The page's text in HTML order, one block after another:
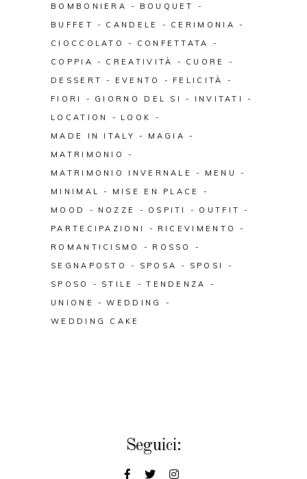
BOMBONIERA
BOUQUET
BUFFET
CANDELE
CERIMONIA
CIOCCOLATO
CONFETTATA
COPPIA
CREATIVITÀ
CUORE
DESSERT
EVENTO
FELICITÀ
FIORI
GIORNO DEL SI
INVITATI
LOCATION
LOOK
MADE IN ITALY
MAGIA
MATRIMONIO
MATRIMONIO INVERNALE
MENU
MINIMAL
MISE EN PLACE
MOOD
NOZZE OSPITI
OUTFIT
PARTECIPAZIONI
RICEVIMENTO
ROMANTICISMO
ROSSO
SEGNAPOSTO
SPOSA
SPOSI
SPOSO
STILE
TENDENZA
UNIONE
WEDDING
WEDDING CAKE
Seguici: